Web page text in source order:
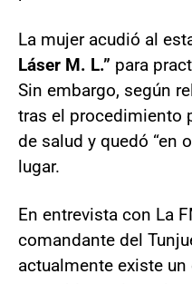
La mujer acudió al
Láser M. L.” para
Sin embargo, según
tras el procedimiento
de salud y quedó “en
lugar.
En entrevista con La
comandante del
actualmente existe